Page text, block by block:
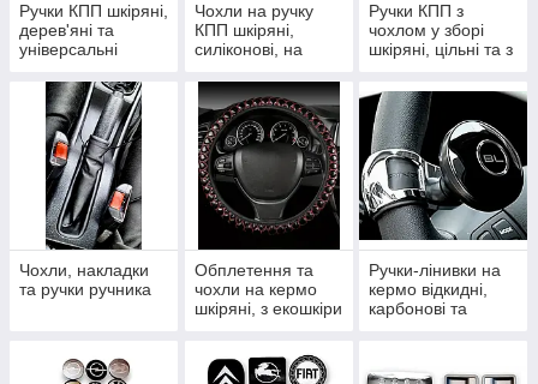
Ручки КПП шкіряні,
дерев'яні та
універсальні
Чохли на ручку
КПП шкіряні,
силіконові, на
Ручки КПП з
чохлом у зборі
шкіряні, цільні та з
Чохли, накладки
та ручки ручника
Обплетення та
чохли на кермо
шкіряні, з екошкіри
Ручки-лінивки на
кермо відкидні,
карбонові та